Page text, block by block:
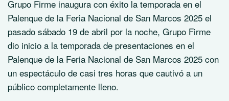
Grupo Firme inaugura con éxito la temporada en el
Palenque de la Feria Nacional de San Marcos 2025 el
pasado sábado 19 de abril por la noche, Grupo Firme
dio inicio a la temporada de presentaciones en el
Palenque de la Feria Nacional de San Marcos 2025 con
un espectáculo de casi tres horas que cautivó a un
público completamente lleno.